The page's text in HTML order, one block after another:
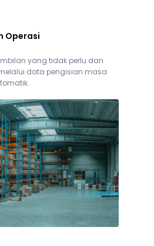
Operasi
yang tidak perlu dan
data pengisian masa